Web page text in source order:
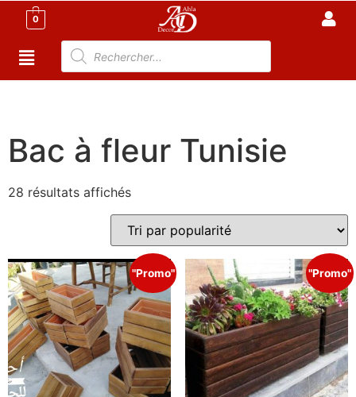
0
Bac à fleur Tunisie
28 résultats affichés
"Promo" "Promo"